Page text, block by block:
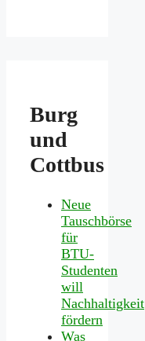
Burg
und
Cottbus
Neue
Tauschbörse
für
BTU-
Studenten
will
Nachhaltigkeit
fördern
Was